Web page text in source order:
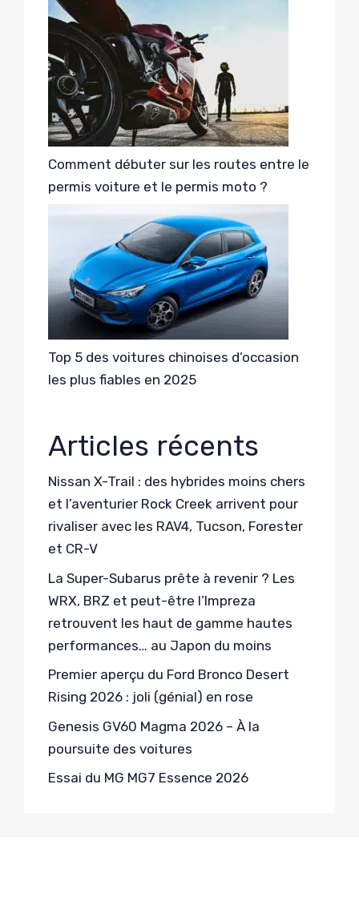
Comment débuter sur les routes entre le
permis voiture et le permis moto ?
Top 5 des voitures chinoises d’occasion
les plus fiables en 2025
Articles récents
Nissan X-Trail : des hybrides moins chers
et l’aventurier Rock Creek arrivent pour
rivaliser avec les RAV4, Tucson, Forester
et CR-V
La Super-Subarus prête à revenir ? Les
WRX, BRZ et peut-être l’Impreza
retrouvent les haut de gamme hautes
performances… au Japon du moins
Premier aperçu du Ford Bronco Desert
Rising 2026 : joli (génial) en rose
Genesis GV60 Magma 2026 – À la
poursuite des voitures
Essai du MG MG7 Essence 2026